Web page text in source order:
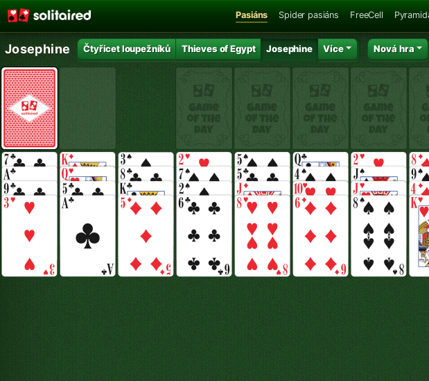
Pasiáns Spider pasiáns FreeCell
Josephine Čtyřicet loupežníků Thieves of Egypt Josephine Více Nová hra